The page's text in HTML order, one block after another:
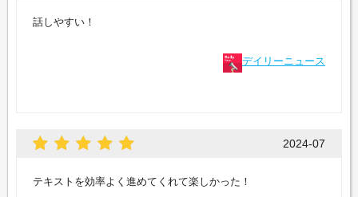
話しやすい！
デイリーニュース
2024-07
テキストを効率よく進めてくれて楽しかった！